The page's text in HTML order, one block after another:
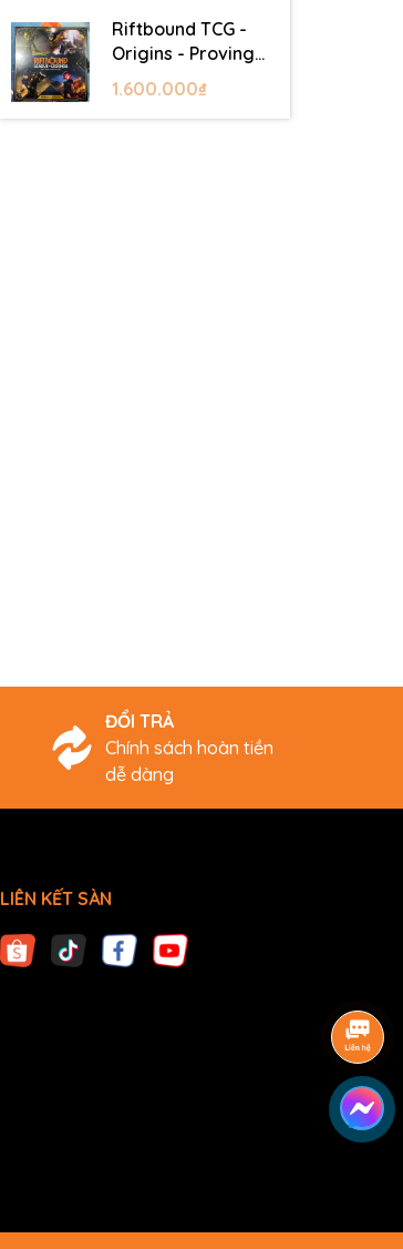
Riftbound TCG -
Origins - Proving
Grounds Box Set
1.600.000₫
ĐỔI TRẢ
Chính sách hoàn tiền
dễ dàng
LIÊN KẾT SÀN